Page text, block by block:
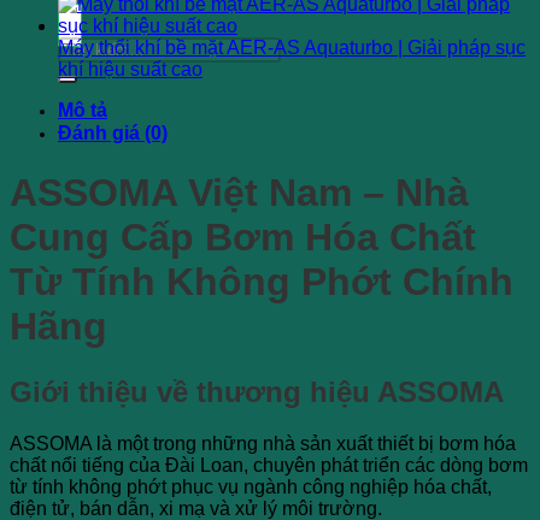
Tìm
kiếm:
Máy thổi khí bề mặt AER-AS Aquaturbo | Giải pháp sục
khí hiệu suất cao
Mô tả
Đánh giá (0)
ASSOMA Việt Nam – Nhà
Cung Cấp Bơm Hóa Chất
Từ Tính Không Phớt Chính
Hãng
Giới thiệu về thương hiệu ASSOMA
ASSOMA là một trong những nhà sản xuất thiết bị bơm hóa
chất nổi tiếng của Đài Loan, chuyên phát triển các dòng bơm
từ tính không phớt phục vụ ngành công nghiệp hóa chất,
điện tử, bán dẫn, xi mạ và xử lý môi trường.